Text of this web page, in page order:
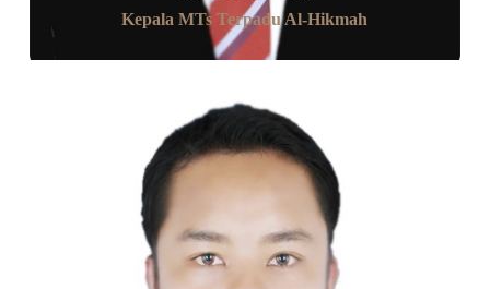
Kepala MTs Terpadu Al-Hikmah